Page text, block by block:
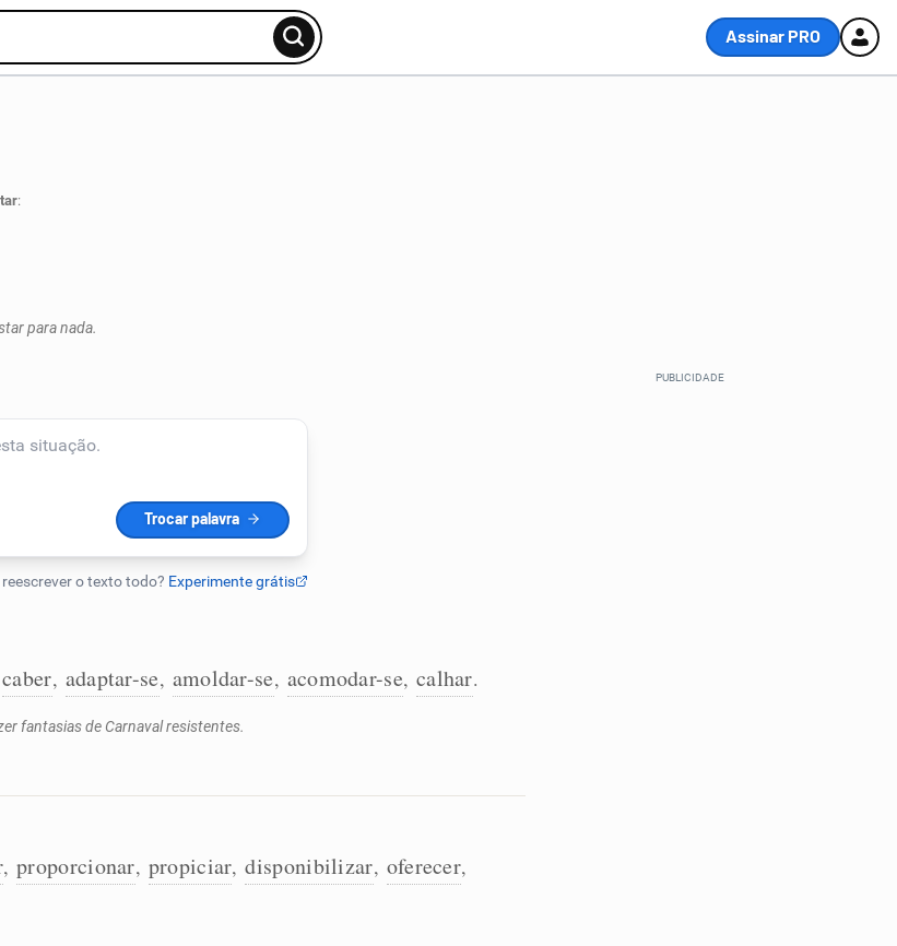
Assinar PRO
:
para nada.
caber, adaptar-se, amoldar-se, acomodar-se, calhar.
fantasias de Carnaval resistentes.
, proporcionar, propiciar, disponibilizar, oferecer,